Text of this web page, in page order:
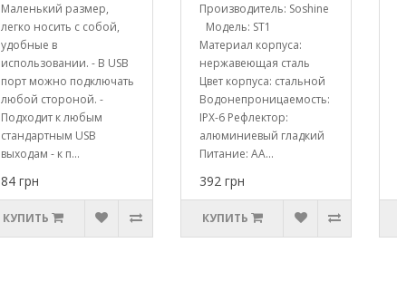
Маленький размер,
легко носить с собой,
удобные в
использовании. - В USB
порт можно подключать
любой стороной. -
Подходит к любым
стандартным USB
выходам - к п...
84 грн
КУПИТЬ
Производитель: Soshine
Модель: ST1
Материал корпуса:
нержавеющая сталь
Цвет корпуса: стальной
Водонепроницаемость:
IPX-6 Рефлектор:
алюминиевый гладкий
Питание: AA...
392 грн
КУПИТЬ